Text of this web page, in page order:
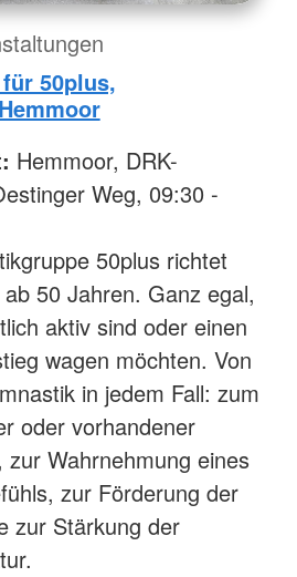
50plus,
Hemmoor, DRK-
Weg, 09:30 -
50plus richtet
50 Jahren. Ganz egal,
aktiv sind oder einen
wagen möchten. Von
in jedem Fall: zum
oder vorhandener
Wahrnehmung eines
zur Förderung der
zur Stärkung der